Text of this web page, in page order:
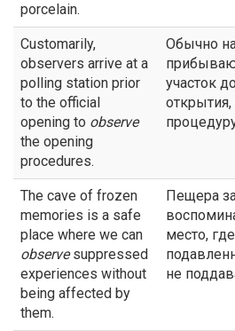
porcelain.
Customarily,
observers arrive at a
polling station prior
to the official
opening to observe
the opening
procedures.
Обычно
участок
The cave of frozen
memories is a safe
place where we can
observesuppressed
experiences without
being affected by
them.
Пещера
место,
не